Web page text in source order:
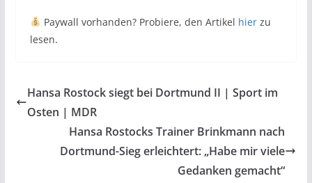
Paywall vorhanden? Probiere, den Artikel hierzu
lesen.
Hansa Rostock siegt bei Dortmund II | Sport im
Osten | MDR
Hansa Rostocks Trainer Brinkmann nach
Dortmund-Sieg erleichtert: „Habe mir viele
Gedanken gemacht“